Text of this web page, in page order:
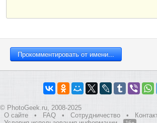
© PhotoGeek.ru, 2008-2025
О сайте
• FAQ • Сотрудничество •